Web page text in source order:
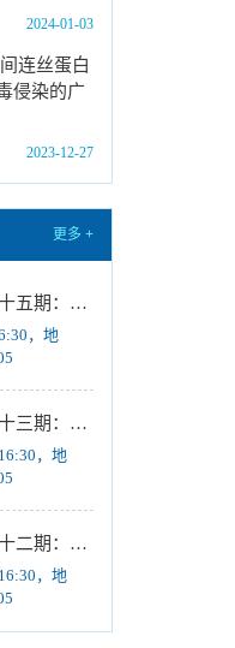
季入学博
读博士学
生目录
究生第
奖的拟
弃拟录
2024-01-03
连丝蛋白
侵染的广
2023-12-27
更多 +
IOZ FRIDAY SEMINAR 第十五期：Neuronal diversification, specification and function in the hypothalamus、本能行为调控的嗅觉神经编码机制
，地
IOZ FRIDAY SEMINAR 第十三期：上皮类器官系统构建之组织力的协调与细胞应答解析、利用表观基因组编辑技术调控基因表达
，地
IOZ FRIDAY SEMINAR 第十二期：动物月节律和年节律的奥秘探究、功能性毛细血管网络的体外构建及应用
，地